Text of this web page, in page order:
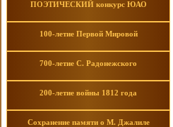
ПОЭТИЧЕСКИЙ конкурс ЮАО
100-летие Первой Мировой
700-летие С. Радонежского
200-летие войны 1812 года
Сохранение памяти о М. Джалиле